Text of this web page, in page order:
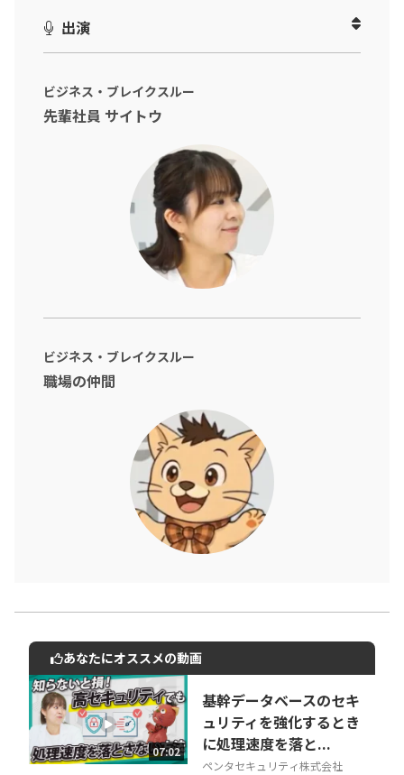
本編では、建設現場の記録・共有を効率化する施工管理アプリ「e
・紙の野帳をそのままデジタル化できる仕組み
・図面や写真、音声を一元管理する“紙以上に使いやすい”操作感
・遠隔臨場やリアルタイム共有で“現場がつながる”仕組み
など、現場の文化や作業を壊さずにDXを進める具体策を解説しま
“変えることだけがDXじゃない”――
現場の力をそのまま活かして進化させたい方は、ぜひご覧くださ
出演
ビジネス・ブレイクスルー
先輩社員 サイトウ
ビジネス・ブレイクスルー
職場の仲間
動画でご紹介しているサービスについて
お気軽にご相談・ご質問いただけます！
30秒でお申し込み可能
相談を希望する 無料
あなたにオススメの動画
07:02
基幹データベースのセキ
ュリティを強化するとき
に処理速度を落と...
ペンタセキュリティ株式会社